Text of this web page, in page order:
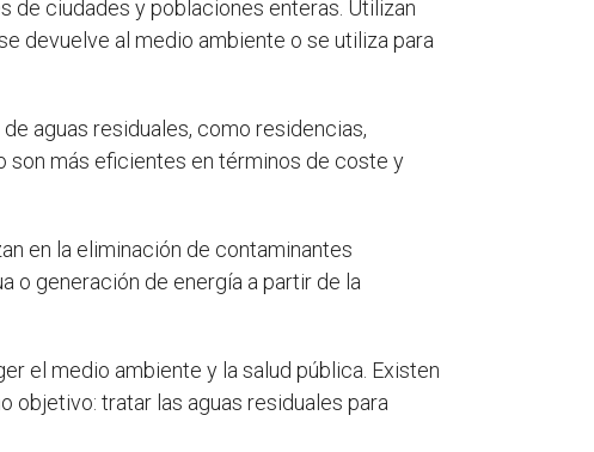
de ciudades y poblaciones enteras. Utilizan
devuelve al medio ambiente o se utiliza para
aguas residuales, como residencias,
son más eficientes en términos de coste y
en la eliminación de contaminantes
o generación de energía a partir de la
el medio ambiente y la salud pública. Existen
objetivo: tratar las aguas residuales para